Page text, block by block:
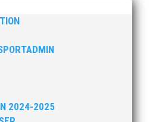
2024-2025
Idrottsförening (MAI)
glädje, gemenskap och
största
Allmänna Idrottsförening
strategisk,
affärsinriktad...